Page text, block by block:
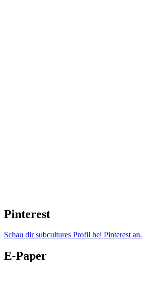
Pinterest
Schau dir subcultures Profil bei Pinterest an.
E-Paper